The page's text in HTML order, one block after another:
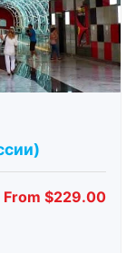
From $229.00